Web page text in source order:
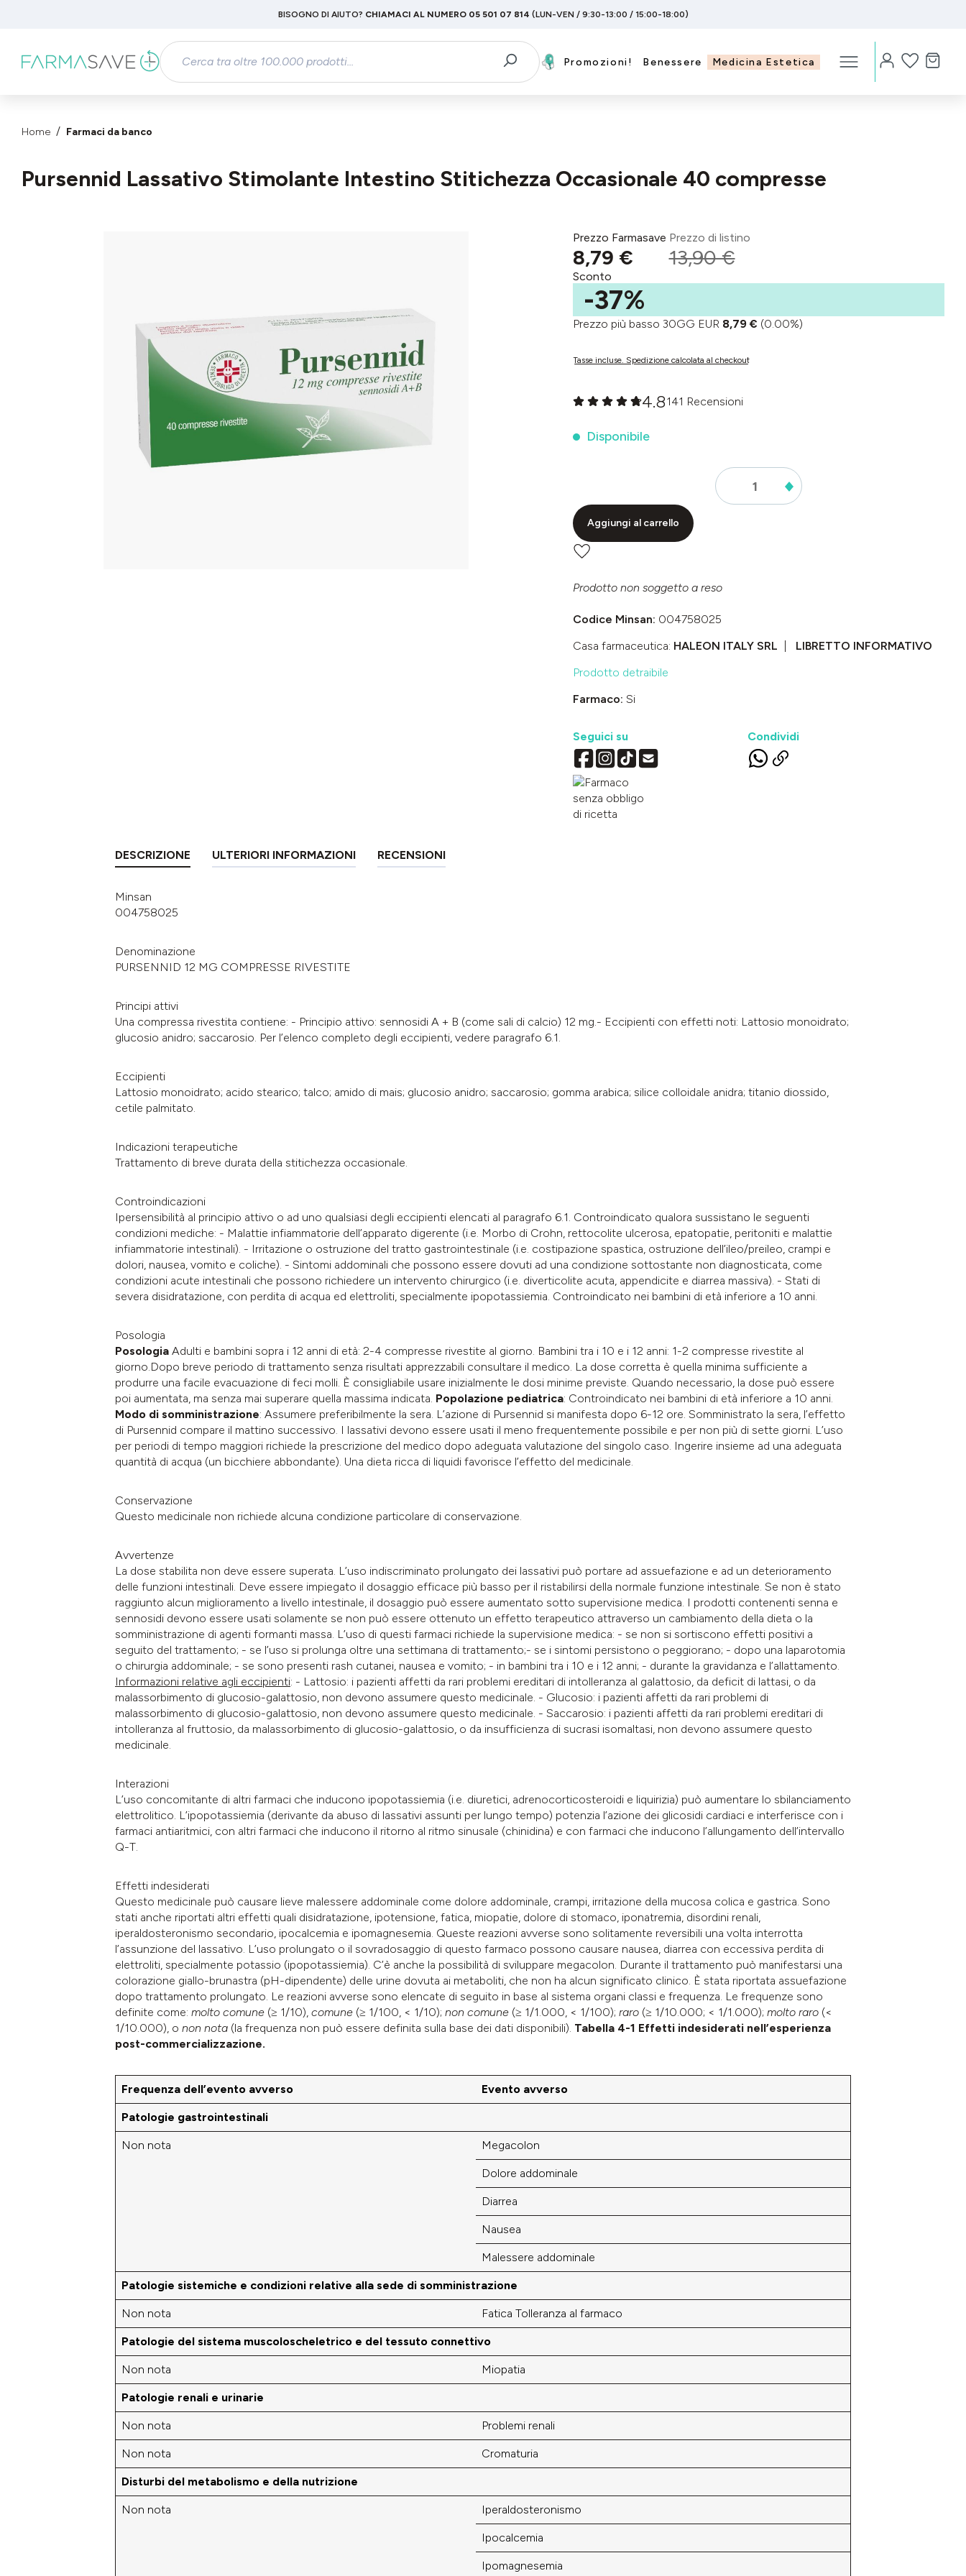
Passa alla navigazione principale
BISOGNO DI AIUTO? CHIAMACI AL NUMERO 05 501 07 814 (LUN-VEN / 9:30-13:00 / 15:00-18:00)
Promozioni! Benessere Medicina Estetica
Home Farmaci da banco
Pursennid Lassativo Stimolante Intestino Stitichezza Occasionale 40 compresse
Prezzo Farmasave
8,79 €
Prezzo di listino
13,90 €
Sconto
-37%
Prezzo più basso 30GG EUR 8,79 € (0.00%)
Tasse incluse. Spedizione calcolata al checkout
4.8141 Recensioni
Disponibile
Aggiungi al carrello
Prodotto non soggetto a reso
Codice Minsan: 004758025
Casa farmaceutica: HALEON ITALY SRL
LIBRETTO INFORMATIVO
Prodotto detraibile
Farmaco: Si
Seguici su Condividi
DESCRIZIONE ULTERIORI INFORMAZIONI RECENSIONI
Minsan
004758025
Denominazione
PURSENNID 12 MG COMPRESSE RIVESTITE
Principi attivi
Una compressa rivestita contiene: - Principio attivo: sennosidi A + B (come sali di calcio) 12 mg.- Eccipienti con effetti noti: Lattosio monoidrato;
glucosio anidro; saccarosio. Per l’elenco completo degli eccipienti, vedere paragrafo 6.1.
Eccipienti
Lattosio monoidrato; acido stearico; talco; amido di mais; glucosio anidro; saccarosio; gomma arabica; silice colloidale anidra; titanio diossido,
cetile palmitato.
Indicazioni terapeutiche
Trattamento di breve durata della stitichezza occasionale.
Controindicazioni
Ipersensibilità al principio attivo o ad uno qualsiasi degli eccipienti elencati al paragrafo 6.1. Controindicato qualora sussistano le seguenti
condizioni mediche: - Malattie infiammatorie dell’apparato digerente (i.e. Morbo di Crohn, rettocolite ulcerosa, epatopatie, peritoniti e malattie
infiammatorie intestinali). - Irritazione o ostruzione del tratto gastrointestinale (i.e. costipazione spastica, ostruzione dell’ileo/preileo, crampi e
dolori, nausea, vomito e coliche). - Sintomi addominali che possono essere dovuti ad una condizione sottostante non diagnosticata, come
condizioni acute intestinali che possono richiedere un intervento chirurgico (i.e. diverticolite acuta, appendicite e diarrea massiva). - Stati di
severa disidratazione, con perdita di acqua ed elettroliti, specialmente ipopotassiemia. Controindicato nei bambini di età inferiore a 10 anni.
Posologia
Posologia Adulti e bambini sopra i 12 anni di età: 2-4 compresse rivestite al giorno. Bambini tra i 10 e i 12 anni: 1-2 compresse rivestite al
giorno.Dopo breve periodo di trattamento senza risultati apprezzabili consultare il medico. La dose corretta è quella minima sufficiente a
produrre una facile evacuazione di feci molli. È consigliabile usare inizialmente le dosi minime previste. Quando necessario, la dose può essere
poi aumentata, ma senza mai superare quella massima indicata. Popolazione pediatrica: Controindicato nei bambini di età inferiore a 10 anni.
Modo di somministrazione: Assumere preferibilmente la sera. L’azione di Pursennid si manifesta dopo 6-12 ore. Somministrato la sera, l’effetto
di Pursennid compare il mattino successivo. I lassativi devono essere usati il meno frequentemente possibile e per non più di sette giorni. L’uso
per periodi di tempo maggiori richiede la prescrizione del medico dopo adeguata valutazione del singolo caso. Ingerire insieme ad una adeguata
quantità di acqua (un bicchiere abbondante). Una dieta ricca di liquidi favorisce l’effetto del medicinale.
Conservazione
Questo medicinale non richiede alcuna condizione particolare di conservazione.
Avvertenze
La dose stabilita non deve essere superata. L’uso indiscriminato prolungato dei lassativi può portare ad assuefazione e ad un deterioramento
delle funzioni intestinali. Deve essere impiegato il dosaggio efficace più basso per il ristabilirsi della normale funzione intestinale. Se non è stato
raggiunto alcun miglioramento a livello intestinale, il dosaggio può essere aumentato sotto supervisione medica. I prodotti contenenti senna e
sennosidi devono essere usati solamente se non può essere ottenuto un effetto terapeutico attraverso un cambiamento della dieta o la
somministrazione di agenti formanti massa. L’uso di questi farmaci richiede la supervisione medica: - se non si sortiscono effetti positivi a
seguito del trattamento; - se l’uso si prolunga oltre una settimana di trattamento;- se i sintomi persistono o peggiorano; - dopo una laparotomia
o chirurgia addominale; - se sono presenti rash cutanei, nausea e vomito; - in bambini tra i 10 e i 12 anni; - durante la gravidanza e l’allattamento.
Informazioni relative agli eccipienti: - Lattosio: i pazienti affetti da rari problemi ereditari di intolleranza al galattosio, da deficit di lattasi, o da
malassorbimento di glucosio-galattosio, non devono assumere questo medicinale. - Glucosio: i pazienti affetti da rari problemi di
malassorbimento di glucosio-galattosio, non devono assumere questo medicinale. - Saccarosio: i pazienti affetti da rari problemi ereditari di
intolleranza al fruttosio, da malassorbimento di glucosio-galattosio, o da insufficienza di sucrasi isomaltasi, non devono assumere questo
medicinale.
Interazioni
L’uso concomitante di altri farmaci che inducono ipopotassiemia (i.e. diuretici, adrenocorticosteroidi e liquirizia) può aumentare lo sbilanciamento
elettrolitico. L’ipopotassiemia (derivante da abuso di lassativi assunti per lungo tempo) potenzia l’azione dei glicosidi cardiaci e interferisce con i
farmaci antiaritmici, con altri farmaci che inducono il ritorno al ritmo sinusale (chinidina) e con farmaci che inducono l’allungamento dell’intervallo
Q-T.
Effetti indesiderati
Questo medicinale può causare lieve malessere addominale come dolore addominale, crampi, irritazione della mucosa colica e gastrica. Sono
stati anche riportati altri effetti quali disidratazione, ipotensione, fatica, miopatie, dolore di stomaco, iponatremia, disordini renali,
iperaldosteronismo secondario, ipocalcemia e ipomagnesemia. Queste reazioni avverse sono solitamente reversibili una volta interrotta
l’assunzione del lassativo. L’uso prolungato o il sovradosaggio di questo farmaco possono causare nausea, diarrea con eccessiva perdita di
elettroliti, specialmente potassio (ipopotassiemia). C’è anche la possibilità di sviluppare megacolon. Durante il trattamento può manifestarsi una
colorazione giallo-brunastra (pH-dipendente) delle urine dovuta ai metaboliti, che non ha alcun significato clinico. È stata riportata assuefazione
dopo trattamento prolungato. Le reazioni avverse sono elencate di seguito in base al sistema organi classi e frequenza. Le frequenze sono
definite come: molto comune (≥ 1/10), comune (≥ 1/100, < 1/10); non comune (≥ 1/1.000, < 1/100); raro (≥ 1/10.000; < 1/1.000); molto raro (<
1/10.000), o non nota (la frequenza non può essere definita sulla base dei dati disponibili). Tabella 4-1 Effetti indesiderati nell’esperienza
post-commercializzazione.
Frequenza dell’evento avverso Evento avverso
Patologie gastrointestinali
Non nota Megacolon
Dolore addominale
Diarrea
Nausea
Malessere addominale
Patologie sistemiche e condizioni relative alla sede di somministrazione
Non nota Fatica Tolleranza al farmaco
Patologie del sistema muscoloscheletrico e del tessuto connettivo
Non nota Miopatia
Patologie renali e urinarie
Non nota Problemi renali
Non nota Cromaturia
Disturbi del metabolismo e della nutrizione
Non nota Iperaldosteronismo
Ipocalcemia
Ipomagnesemia